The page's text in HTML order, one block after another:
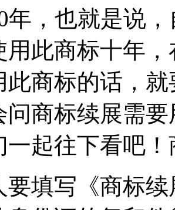
年，也就是说
用此商标十年
此商标的话，
问商标续展需
一起往下看吧
填写《商标